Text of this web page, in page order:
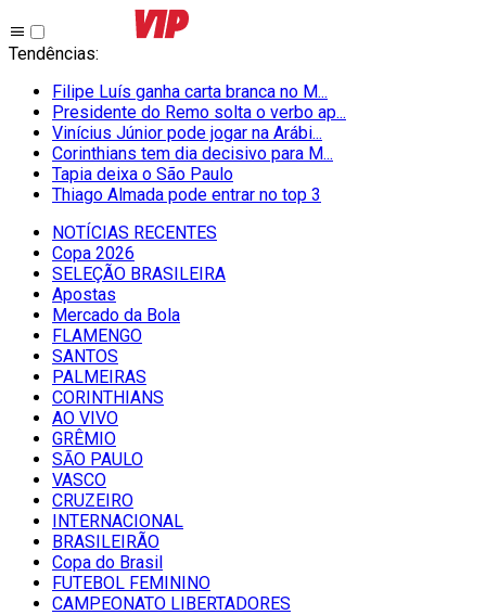
Tendências:
Filipe Luís ganha carta branca no M...
Presidente do Remo solta o verbo ap...
Vinícius Júnior pode jogar na Arábi...
Corinthians tem dia decisivo para M...
Tapia deixa o São Paulo
Thiago Almada pode entrar no top 3
NOTÍCIAS RECENTES
Copa 2026
SELEÇÃO BRASILEIRA
Apostas
Mercado da Bola
FLAMENGO
SANTOS
PALMEIRAS
CORINTHIANS
AO VIVO
GRÊMIO
SĀO PAULO
VASCO
CRUZEIRO
INTERNACIONAL
BRASILEIRÃO
Copa do Brasil
FUTEBOL FEMININO
CAMPEONATO LIBERTADORES